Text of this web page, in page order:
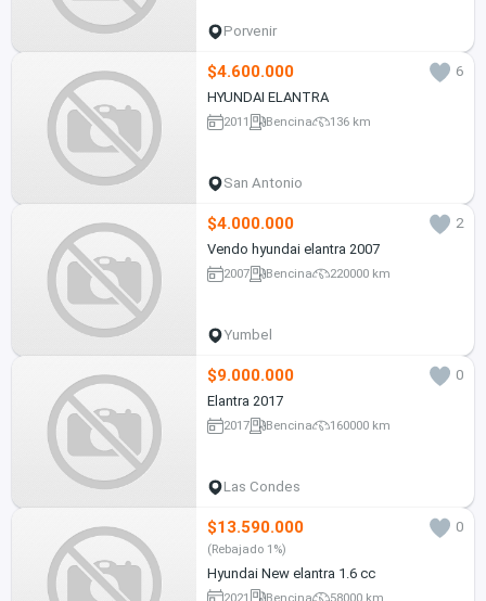
Porvenir
$4.600.000
6
HYUNDAI ELANTRA
2011 Bencina 136 km
San Antonio
$4.000.000
2
Vendo hyundai elantra 2007
2007 Bencina 220000 km
Yumbel
$9.000.000
0
Elantra 2017
2017 Bencina 160000 km
Las Condes
$13.590.000 0
(Rebajado 1%)
Hyundai New elantra 1.6 cc
2021 Bencina 58000 km